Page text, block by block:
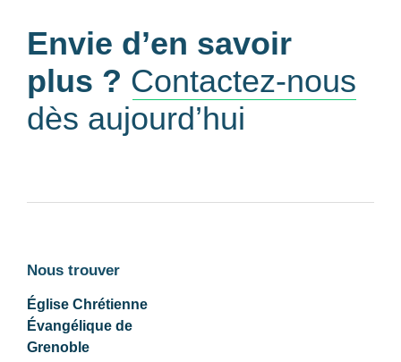
Envie d’en savoir
plus ? Contactez-nous
dès aujourd’hui
Nous trouver
Église Chrétienne
Évangélique de
Grenoble